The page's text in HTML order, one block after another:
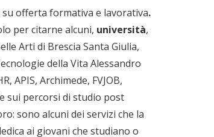
offerta formativa e lavorativa.
per citarne alcuni, università,
Arti di Brescia Santa Giulia,
della Vita Alessandro
APIS, Archimede, FVJOB,
sui percorsi di studio post
sono alcuni dei servizi che la
ai giovani che studiano o